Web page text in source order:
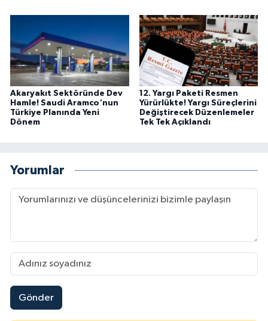
Akaryakıt Sektöründe Dev
Hamle! Saudi Aramco'nun
Türkiye Planında Yeni
Dönem
12. Yargı Paketi Resmen
Yürürlükte! Yargı Süreçlerini
Değiştirecek Düzenlemeler
Tek Tek Açıklandı
Yorumlar
Gönder